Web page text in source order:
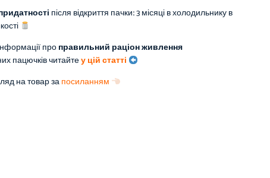
після відкриття пачки:3 місяці в холодильнику в
проправильний раціон живлення
пацючків читайтеу цій статті
на товар запосиланням